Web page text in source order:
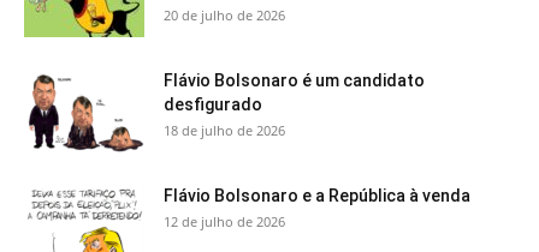
20 de julho de 2026
Flávio Bolsonaro é um candidato
desfigurado
18 de julho de 2026
Flávio Bolsonaro e a República à venda
12 de julho de 2026